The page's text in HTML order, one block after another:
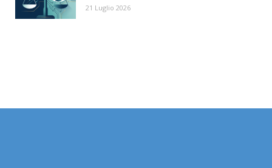
21 Luglio 2026